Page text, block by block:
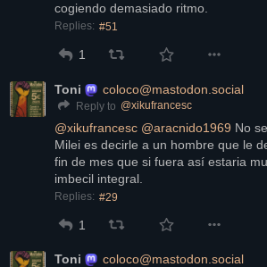
cogiendo demasiado ritmo.
Replies: #51
1
Toni coloco@mastodon.social
Reply to @xikufrancesc
@xikufrancesc @aracnido1969 No
Milei es decirle a un hombre que le
fin de mes que si fuera así estaria
imbecil integral.
Replies: #29
1
Toni coloco@mastodon.social